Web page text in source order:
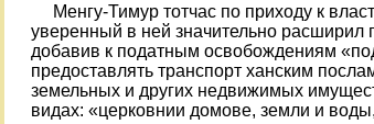
Менгу-Тимур тотчас по приходу к
уверенный в ней значительно расширил
добавив к податным освобождениям
предоставлять транспорт ханским
земельных и других недвижимых
видах: «церковнии домове, земли и